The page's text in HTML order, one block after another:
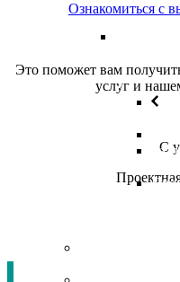
Ознакомиться с
Это поможет вам
услуг и
С